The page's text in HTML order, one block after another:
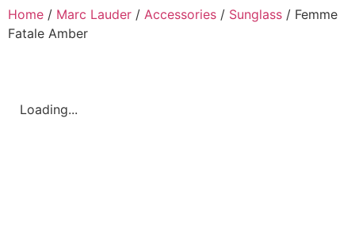
Home / Marc Lauder / Accessories / Sunglass / Femme
Fatale Amber
Loading...